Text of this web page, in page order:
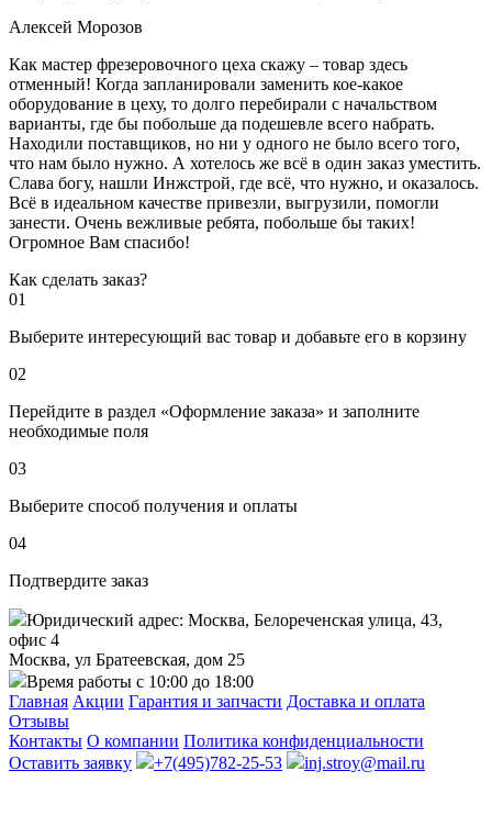
Алексей Морозов
Как мастер фрезеровочного цеха скажу – товар здесь
отменный! Когда запланировали заменить кое-какое
оборудование в цеху, то долго перебирали с начальством
варианты, где бы побольше да подешевле всего набрать.
Находили поставщиков, но ни у одного не было всего того,
что нам было нужно. А хотелось же всё в один заказ уместить.
Слава богу, нашли Инжстрой, где всё, что нужно, и оказалось.
Всё в идеальном качестве привезли, выгрузили, помогли
занести. Очень вежливые ребята, побольше бы таких!
Огромное Вам спасибо!
Как сделать заказ?
01
Выберите интересующий вас товар и добавьте его в корзину
02
Перейдите в раздел «Оформление заказа» и заполните
необходимые поля
03
Выберите способ получения и оплаты
04
Подтвердите заказ
Юридический адрес: Москва, Белореченская улица, 43,
офис 4
Москва, ул Братеевская, дом 25
Время работы с 10:00 до 18:00
Главная Акции Гарантия и запчасти Доставка и оплата
Отзывы
Контакты О компании Политика конфиденциальности
Оставить заявку
+7(495)782-25-53 inj.stroy@mail.ru